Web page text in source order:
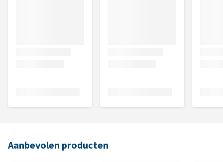
Aanbevolen producten